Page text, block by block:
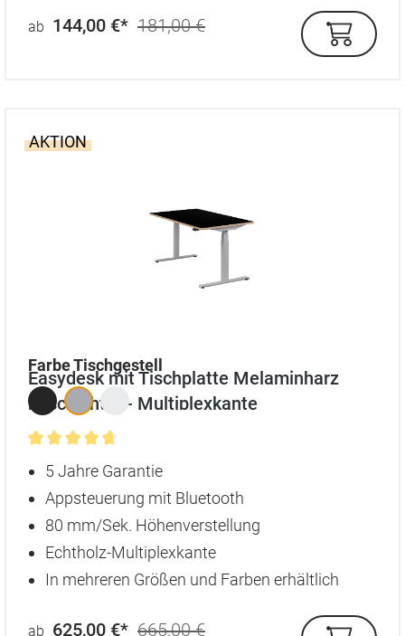
ab 144,00 €* 181,00 €
AKTION
Farbe Tischgestell
Easydesk mit Tischplatte Melaminharz
beschichtet - Multiplexkante
Durchschnittliche Bewertung von 4.8 von 5 Sternen
5 Jahre Garantie
Appsteuerung mit Bluetooth
80 mm/Sek. Höhenverstellung
Echtholz-Multiplexkante
In mehreren Größen und Farben erhältlich
ab 625,00 €* 665,00 €